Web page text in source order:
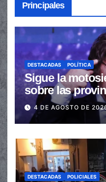
Principales
DESTACADAS POLÍTICA
Sigue la
sobre las
de las
automáticas
4 DE AGOSTO DE
DESTACADAS POLICIALES